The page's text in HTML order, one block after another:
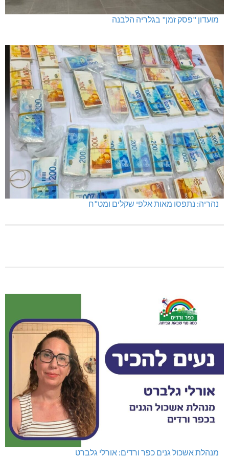
מועדון "פסק זמן" בגלריה הלבנה
נהריה: נתפסו מאות אלפי שקלים ומט"ח
מנהלת אשכול גנים כפר ורדים: אורלי גלברט